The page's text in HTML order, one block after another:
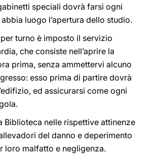
speciali dovrà farsi ogni
luogo l’apertura dello studio.
turno è imposto il servizio
che consiste nell’aprire la
prima, senza ammettervi alcuno
esso prima di partire dovrà
ed assicurarsi come ogni
Biblioteca nelle rispettive attinenze
del danno e deperimento
loro malfatto e negligenza.